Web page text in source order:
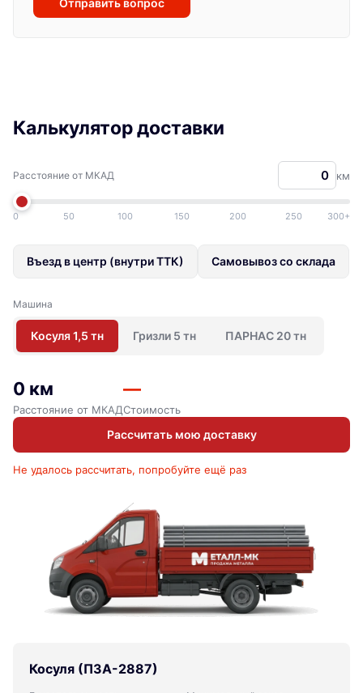
Отправить вопрос
Калькулятор доставки
Расстояние от МКАД км
0 50 100 150 200 250 300+
Въезд в центр (внутри ТТК) Самовывоз со склада
Машина
Косуля 1,5 тн Гризли 5 тн ПАРНАС 20 тн
0 км
Расстояние от МКАД
—
Стоимость
Рассчитать мою доставку
Не удалось рассчитать, попробуйте ещё раз
Косуля (ПЗА-2887)